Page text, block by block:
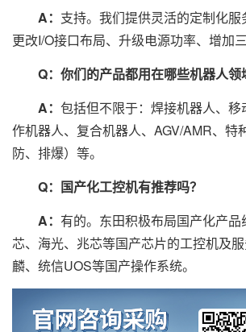
A： 支持。我们提供灵活的定制化
更改I/O接口布局、升级电源功率、增加
Q：你们的产品都用在哪些机器人领
A： 包括但不限于：焊接机器人、
作机器人、复合机器人、AGV/AMR、特
防、排爆）等。
Q：国产化工控机有推荐吗？
A： 有的。东田积极布局国产化产
芯、海光、兆芯等国产芯片的工控机及
麟、统信UOS等国产操作系统。